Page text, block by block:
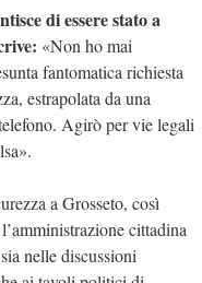
di essere stato a
«Non ho mai
fantomatica richiesta
estrapolata da una
Agirò per vie legali
a Grosseto, così
cittadina
nelle discussioni